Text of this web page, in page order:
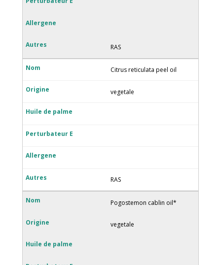
RAS
Citrus reticulata peel oil
vegetale
RAS
Pogostemon cablin oil*
vegetale